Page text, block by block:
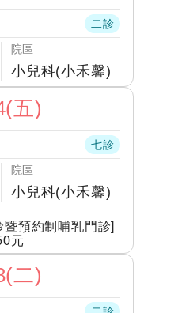
二診
院區
小兒科(小禾馨)
五)
七診
院區
小兒科(小禾馨)
預約制哺乳門診]
元
二)